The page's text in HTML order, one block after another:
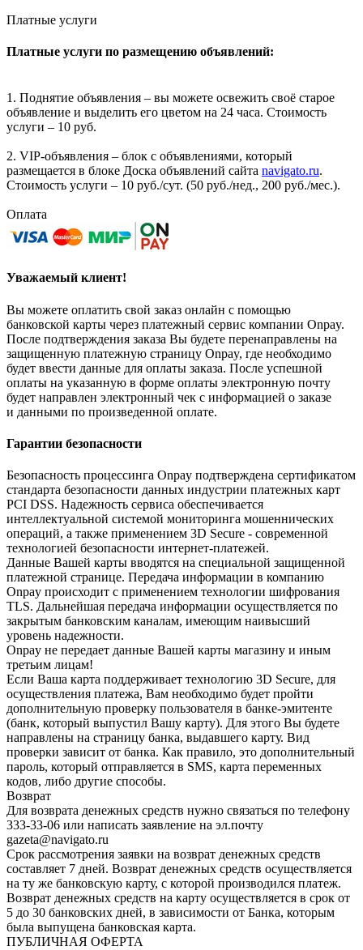
Платные услуги
Платные услуги по размещению объявлений:
1. Поднятие объявления – вы можете освежить своё старое
объявление и выделить его цветом на 24 часа. Стоимость
услуги – 10 руб.
2. VIP-объявления – блок с объявлениями, который
размещается в блоке Доска объявлений сайта navigato.ru.
Стоимость услуги – 10 руб./сут. (50 руб./нед., 200 руб./мес.).
Оплата
Уважаемый клиент!
Вы можете оплатить свой заказ онлайн с помощью
банковской карты через платежный сервис компании Onpay.
После подтверждения заказа Вы будете перенаправлены на
защищенную платежную страницу Onpay, где необходимо
будет ввести данные для оплаты заказа. После успешной
оплаты на указанную в форме оплаты электронную почту
будет направлен электронный чек с информацией о заказе
и данными по произведенной оплате.
Гарантии безопасности
Безопасность процессинга Onpay подтверждена сертификатом
стандарта безопасности данных индустрии платежных карт
PCI DSS. Надежность сервиса обеспечивается
интеллектуальной системой мониторинга мошеннических
операций, а также применением 3D Secure - современной
технологией безопасности интернет-платежей.
Данные Вашей карты вводятся на специальной защищенной
платежной странице. Передача информации в компанию
Onpay происходит с применением технологии шифрования
TLS. Дальнейшая передача информации осуществляется по
закрытым банковским каналам, имеющим наивысший
уровень надежности.
Onpay не передает данные Вашей карты магазину и иным
третьим лицам!
Если Ваша карта поддерживает технологию 3D Secure, для
осуществления платежа, Вам необходимо будет пройти
дополнительную проверку пользователя в банке-эмитенте
(банк, который выпустил Вашу карту). Для этого Вы будете
направлены на страницу банка, выдавшего карту. Вид
проверки зависит от банка. Как правило, это дополнительный
пароль, который отправляется в SMS, карта переменных
кодов, либо другие способы.
Возврат
Для возврата денежных средств нужно связаться по телефону
333-33-06 или написать заявление на эл.почту
gazeta@navigato.ru
Срок рассмотрения заявки на возврат денежных средств
составляет 7 дней. Возврат денежных средств осуществляется
на ту же банковскую карту, с которой производился платеж.
Возврат денежных средств на карту осуществляется в срок от
5 до 30 банковских дней, в зависимости от Банка, которым
была выпущена банковская карта.
ПУБЛИЧНАЯ ОФЕРТА